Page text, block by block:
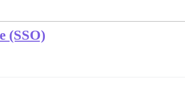
(SSO)